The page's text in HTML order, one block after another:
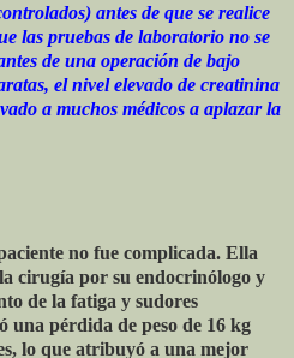
antes de que se realice
las pruebas de laboratorio no se
de una operación de bajo
el nivel elevado de creatinina
a muchos médicos a aplazar la
no fue complicada. Ella
la cirugía por su endocrinólogo y
de la fatiga y sudores
una pérdida de peso de 16 kg
lo que atribuyó a una mejor